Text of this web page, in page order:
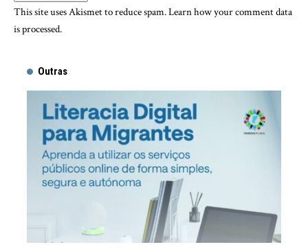
This site uses Akismet to reduce spam.Learn how your comment data
is processed.
Outras